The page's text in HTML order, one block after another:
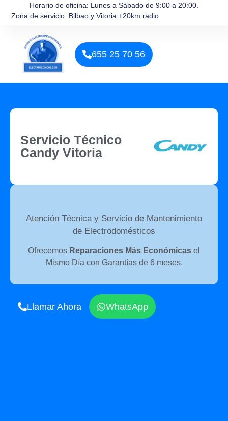
Horario de oficina: Lunes a Sábado de 9:00 a 20:00.
Zona de servicio: Bilbao y Vitoria +20km radio
655 25 70 56
Servicio Técnico
Candy Vitoria
Atención Técnica y Servicio de Mantenimiento
de Electrodomésticos
Ofrecemos Reparaciones Más Económicas el
Mismo Día con Garantías de 6 meses.
Llamar Ahora WhatsApp